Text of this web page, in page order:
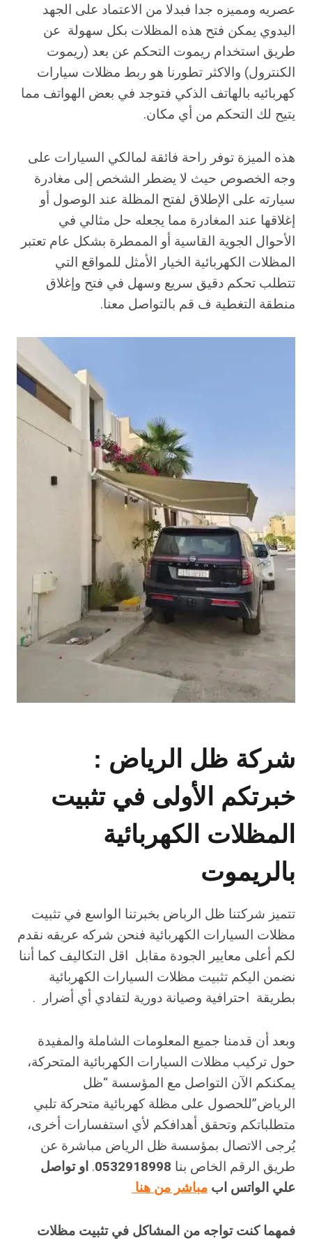
عصريه ومميزه جدا فبدلا من الاعتماد على الجهد
اليدوي يمكن فتح هذه المظلات بكل سهولة عن
طريق استخدام ريموت التحكم عن بعد (ريموت
الكنترول) والاكثر تطورنا هو ربط مظلات سيارات
كهربائيه بالهاتف الذكي فتوجد في بعض الهواتف مما
يتيح لك التحكم من أي مكان.
هذه الميزة توفر راحة فائقة لمالكي السيارات على
وجه الخصوص حيث لا يضطر الشخص إلى مغادرة
سيارته على الإطلاق لفتح المظلة عند الوصول أو
إغلاقها عند المغادرة مما يجعله حل مثالي في
الأحوال الجوية القاسية أو الممطرة بشكل عام تعتبر
المظلات الكهربائية الخيار الأمثل للمواقع التي
تتطلب تحكم دقيق سريع وسهل في فتح وإغلاق
منطقة التغطية ف قم بالتواصل معنا.
شركة ظل الرياض :
خبرتكم الأولى في تثبيت
المظلات الكهربائية
بالريموت
تتميز شركتنا ظل الرباض بخبرتنا الواسع في تثبيت
مظلات السيارات الكهربائية فنحن شركه عريقه نقدم
لكم أعلى معايير الجودة مقابل اقل التكاليف كما أننا
نضمن اليكم تثبيت مظلات السيارات الكهربائية
بطريقة احترافية وصيانة دورية لتفادي أي أضرار .
وبعد أن قدمنا جميع المعلومات الشاملة والمفيدة
حول تركيب مظلات السيارات الكهربائية المتحركة،
يمكنكم الآن التواصل مع المؤسسة “ظل
الرياض”للحصول على مظلة كهربائية متحركة تلبي
متطلباتكم وتحقق أهدافكم لأي استفسارات أخرى،
يُرجى الاتصال بمؤسسة ظل الرياض مباشرة عن
طريق الرقم الخاص بنا 0532918998
. او تواصل
علي الواتس اب مباشر من هنا
فمهما كنت تواجه من المشاكل في تثبيت مظلات